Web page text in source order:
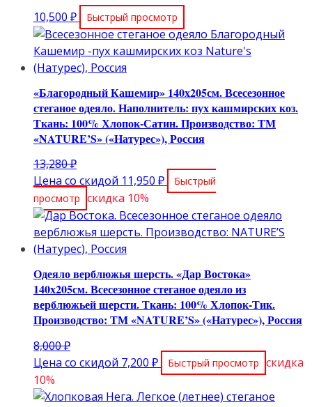
10,500 ₽ Быстрый просмотр
«Благородный Кашемир» 140х205см. Всесезонное
стеганое одеяло. Наполнитель: пух кашмирских коз.
Ткань: 100% Хлопок-Сатин. Производство: ТМ
«NATURE’S» («Натурес»), Россия
13,280₽Первоначальная
цена
составляла
13,280 ₽.
Цена со скидой 11,950 ₽Текущая
цена:
11,950 ₽.
Быстрый
просмотр скидка 10%
Одеяло верблюжья шерсть. «Дар Востока»
140х205см. Всесезонное стеганое одеяло из
верблюжьей шерсти. Ткань: 100% Хлопок-Тик.
Производство: ТМ «NATURE’S» («Натурес»), Россия
8,000₽Первоначальная
цена
8,000 ₽.
Цена со скидой 7,200 ₽Текущая
цена:
7,200 ₽.
Быстрый просмотр скидка
10%